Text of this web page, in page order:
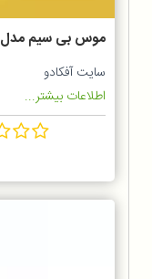
موس بی سیم مدل ENET G-211
سایت آفکادو
اطلاعات بیشتر...